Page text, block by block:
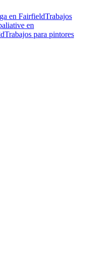
en FairfieldTrabajos
en
Trabajos para pintores